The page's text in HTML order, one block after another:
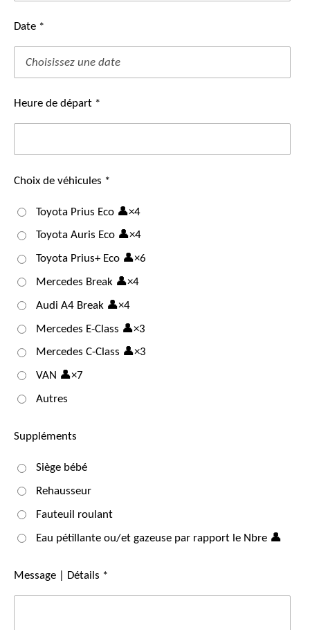
Date *
Heure de départ *
Choix de véhicules *
Toyota Prius Eco 👤×4
Toyota Auris Eco 👤×4
Toyota Prius+ Eco 👤×6
Mercedes Break 👤×4
Audi A4 Break 👤×4
Mercedes E-Class 👤×3
Mercedes C-Class 👤×3
VAN 👤×7
Autres
Suppléments
Siège bébé
Rehausseur
Fauteuil roulant
Eau pétillante ou/et gazeuse par rapport le Nbre 👤
Message | Détails *